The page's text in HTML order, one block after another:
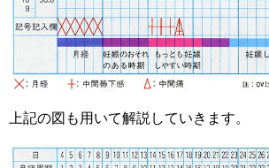
上記の図も用いて解説していきます。